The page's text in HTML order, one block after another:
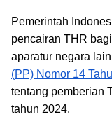
Pemerintah
pencairan THR
aparatur negara
(PP) Nomor 14
tentang pemberian
tahun 2024.